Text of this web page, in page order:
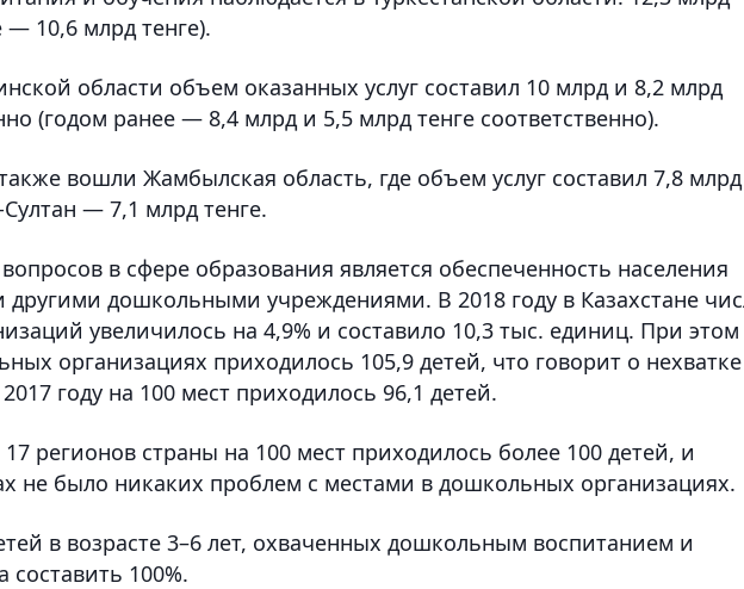
— 10,6 млрд тенге).
области объем оказанных услуг составил 10 млрд и 8,2 млрд
(годом ранее — 8,4 млрд и 5,5 млрд тенге соответственно).
вошли Жамбылская область, где объем услуг составил 7,8 млрд
— 7,1 млрд тенге.
в сфере образования является обеспеченность населения
другими дошкольными учреждениями. В 2018 году в Казахстане
увеличилось на 4,9% и составило 10,3 тыс. единиц. При этом
организациях приходилось 105,9 детей, что говорит о нехватке
году на 100 мест приходилось 96,1 детей.
17 регионов страны на 100 мест приходилось более 100 детей, и
не было никаких проблем с местами в дошкольных организациях.
в возрасте 3–6 лет, охваченных дошкольным воспитанием и
100%.